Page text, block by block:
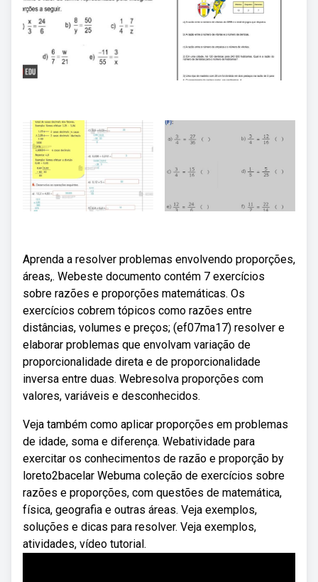
Aprenda a resolver problemas envolvendo proporções,
áreas,. Webeste documento contém 7 exercícios
sobre razões e proporções matemáticas. Os
exercícios cobrem tópicos como razões entre
distâncias, volumes e preços; (ef07ma17) resolver e
elaborar problemas que envolvam variação de
proporcionalidade direta e de proporcionalidade
inversa entre duas. Webresolva proporções com
valores, variáveis e desconhecidos.
Veja também como aplicar proporções em problemas
de idade, soma e diferença. Webatividade para
exercitar os conhecimentos de razão e proporção by
loreto2bacelar Webuma coleção de exercícios sobre
razões e proporções, com questões de matemática,
física, geografia e outras áreas. Veja exemplos,
soluções e dicas para resolver. Veja exemplos,
atividades, vídeo tutorial.